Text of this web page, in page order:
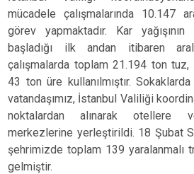
mücadele çalışmalarında 10.147
görev yapmaktadır. Kar
başladığı ilk andan itibaren
çalışmalarda toplam 21.194 ton
43 ton üre kullanılmıştır.
vatandaşımız, İstanbul Valiliği
noktalardan alınarak otellere
merkezlerine yerleştirildi. 18 Şubat
şehrimizde toplam 139 yaralanmalı
gelmiştir.